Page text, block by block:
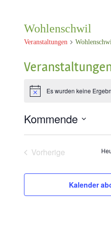
Wohlenschwil
Veranstaltungen
Notice Es wurden keine
Kommende
das
Datum
Vorherige
Kalender